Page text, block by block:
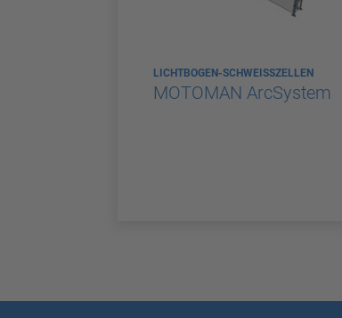
LICHTBOGEN-SCHWEISSZELLEN
MOTOMAN ArcSystem